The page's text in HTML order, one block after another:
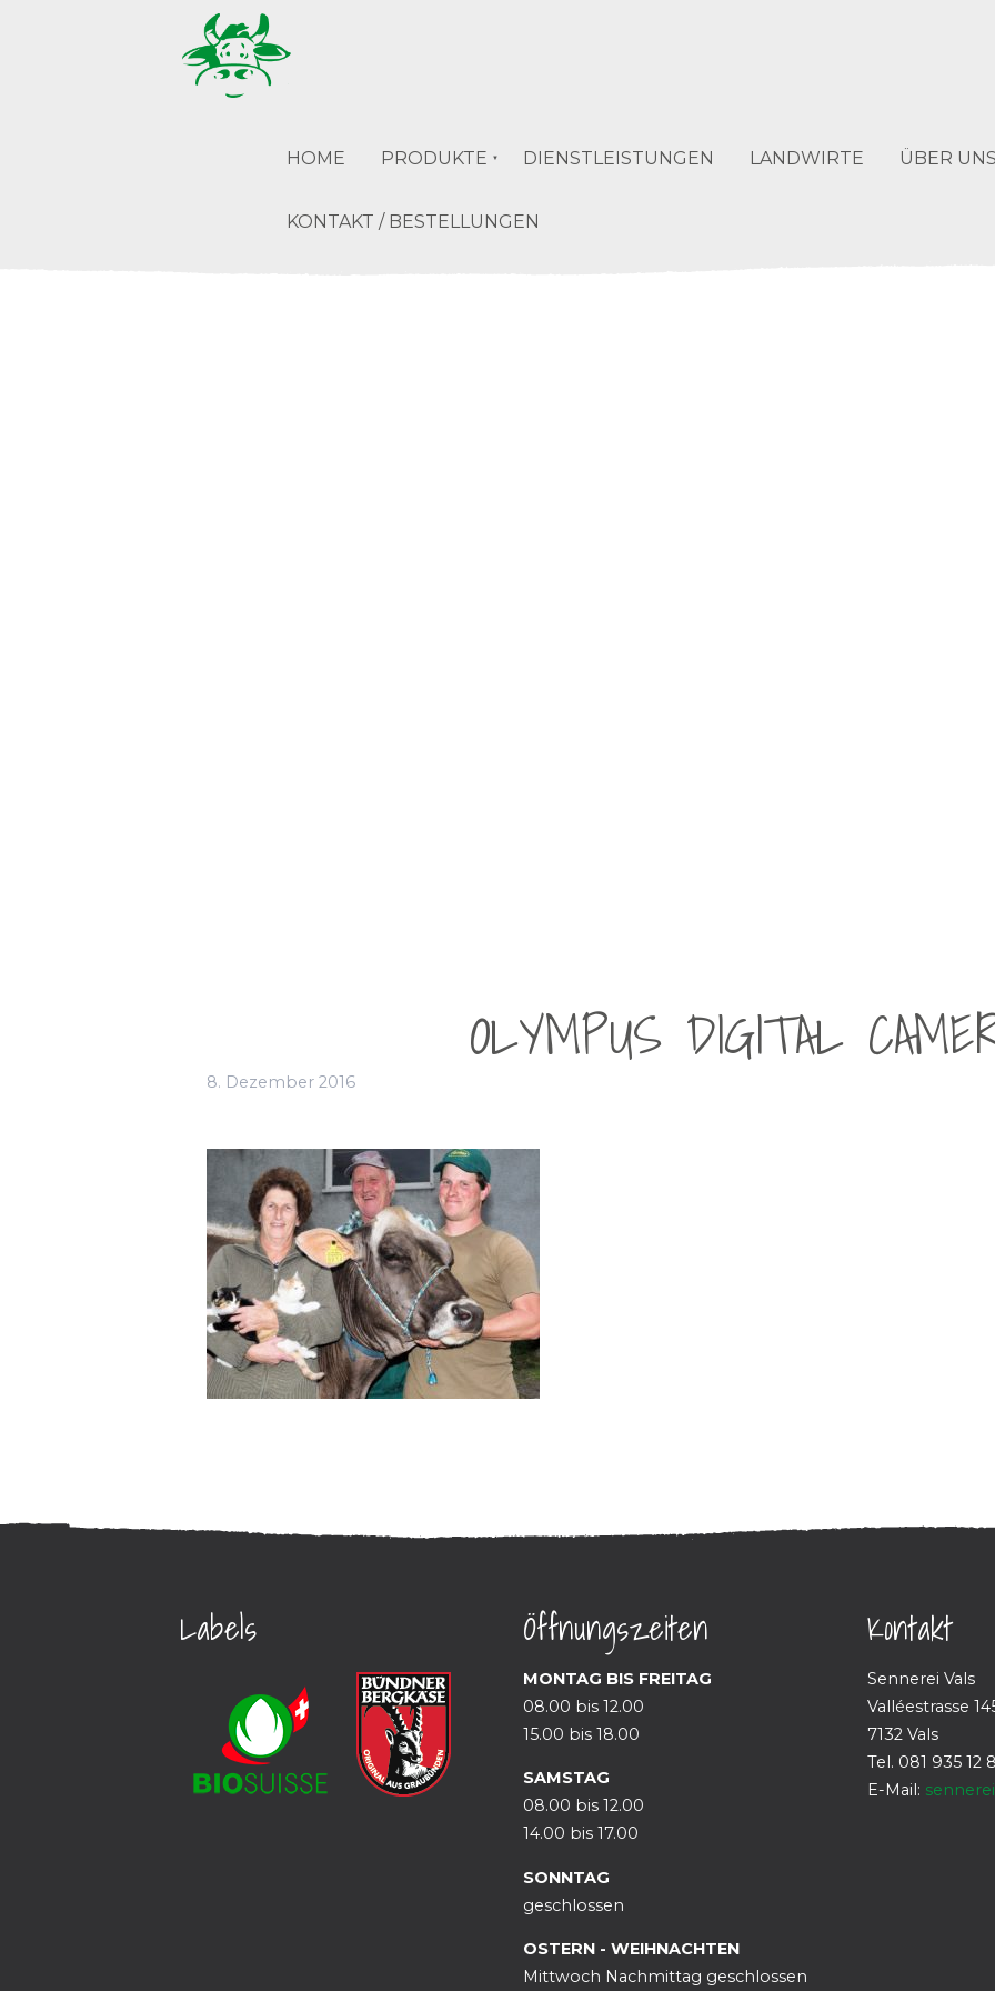
HOME PRODUKTE DIENSTLEISTUNGEN LANDWIRTE ÜBER
KONTAKT / BESTELLUNGEN
OLYMPUS DIGITAL
8. Dezember 2016
Labels Öffnungszeiten
MONTAG BIS FREITAG
08.00 bis 12.00
15.00 bis 18.00
SAMSTAG
08.00 bis 12.00
14.00 bis 17.00
SONNTAG
geschlossen
OSTERN - WEIHNACHTEN
Mittwoch Nachmittag geschlossen
Kontakt
Sennerei Vals
Valléestrasse
7132 Vals
Tel. 081 935 12
E-Mail: